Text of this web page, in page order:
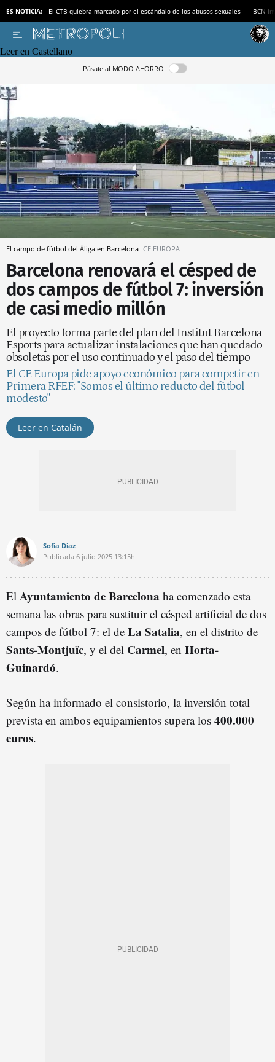
ES NOTICIA: El CTB quiebra marcado por el escándalo de los abusos sexuales BCN
Leer en Castellano
Pásate al MODO AHORRO
El campo de fútbol del Àliga en Barcelona CE EUROPA
Barcelona renovará el césped de
dos campos de fútbol 7: inversión
de casi medio millón
El proyecto forma parte del plan del Institut Barcelona
Esports para actualizar instalaciones que han quedado
obsoletas por el uso continuado y el paso del tiempo
El CE Europa pide apoyo económico para competir en
Primera RFEF: "Somos el último reducto del fútbol
modesto"
Leer en Catalán
Sofía Díaz
Publicada 6 julio 2025 13:15h
El Ayuntamiento de Barcelona ha comenzado esta
semana las obras para sustituir el césped artificial de dos
campos de fútbol 7: el de La Satalia, en el distrito de
Sants-Montjuïc, y el del Carmel, en Horta-
Guinardó.
Según ha informado el consistorio, la inversión total
prevista en ambos equipamientos supera los 400.000
euros.